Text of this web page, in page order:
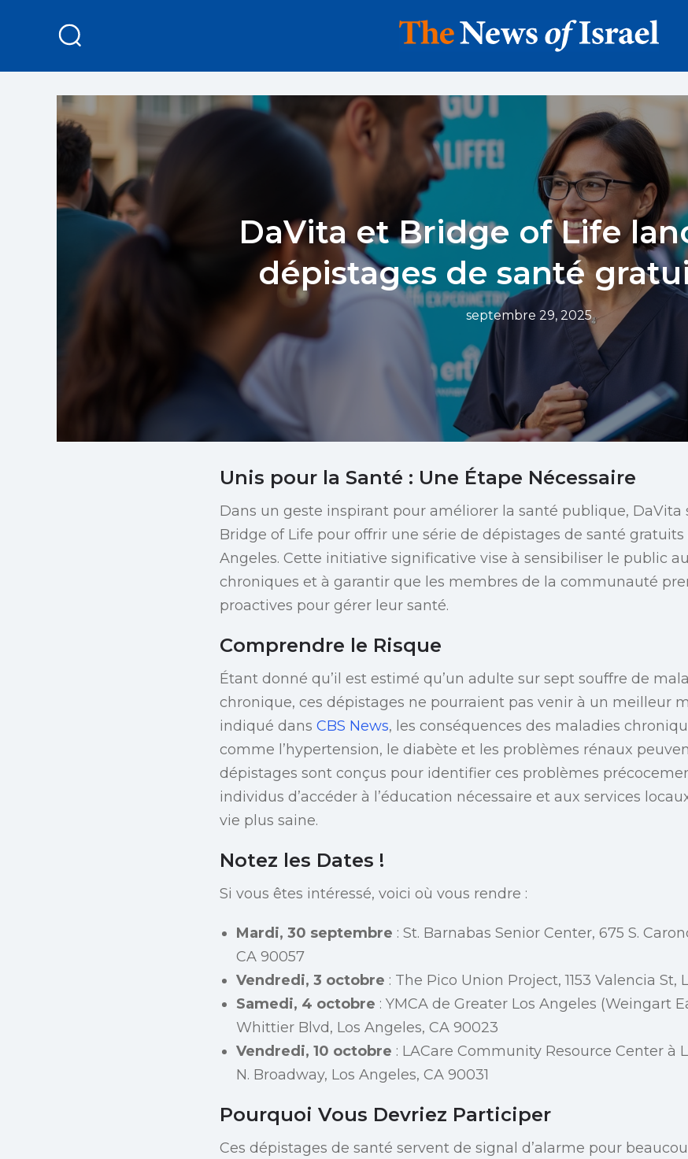
DaVita et Bridge of Life
dépistages de santé
septembre 29, 2025
Unis pour la Santé : Une Étape Nécessaire
Dans un geste inspirant pour améliorer la santé publique, DaVita
Bridge of Life pour offrir une série de dépistages de santé gratuits
Angeles. Cette initiative significative vise à sensibiliser le public
chroniques et à garantir que les membres de la communauté
proactives pour gérer leur santé.
Comprendre le Risque
Étant donné qu’il est estimé qu’un adulte sur sept souffre de
chronique, ces dépistages ne pourraient pas venir à un meilleur
indiqué dans CBS News, les conséquences des maladies
comme l’hypertension, le diabète et les problèmes rénaux
dépistages sont conçus pour identifier ces problèmes
individus d’accéder à l’éducation nécessaire et aux services
vie plus saine.
Notez les Dates !
Si vous êtes intéressé, voici où vous rendre :
Mardi, 30 septembre : St. Barnabas Senior Center, 675 S.
CA 90057
Vendredi, 3 octobre : The Pico Union Project, 1153 Valencia St,
Samedi, 4 octobre : YMCA de Greater Los Angeles (Weingart
Whittier Blvd, Los Angeles, CA 90023
Vendredi, 10 octobre : LACare Community Resource Center à
N. Broadway, Los Angeles, CA 90031
Pourquoi Vous Devriez Participer
Ces dépistages de santé servent de signal d’alarme pour